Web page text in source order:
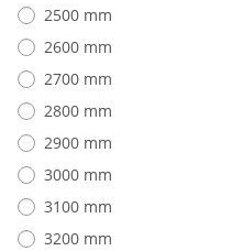
2500 mm
2600 mm
2700 mm
2800 mm
2900 mm
3000 mm
3100 mm
3200 mm